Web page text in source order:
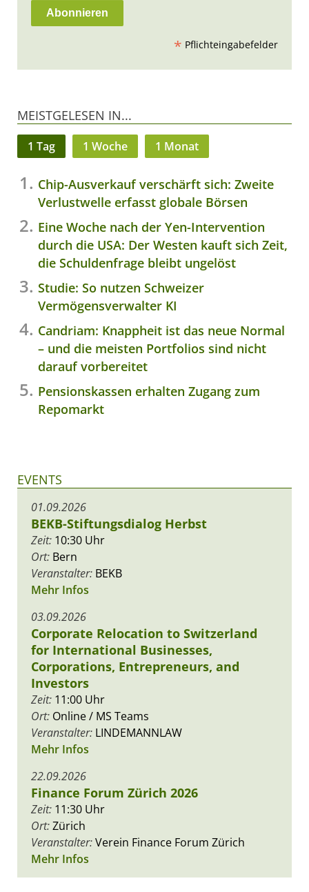
* Pflichteingabefelder
MEISTGELESEN IN...
1 Tag 1 Woche 1 Monat
Chip-Ausverkauf verschärft sich: Zweite
Verlustwelle erfasst globale Börsen
Eine Woche nach der Yen-Intervention
durch die USA: Der Westen kauft sich Zeit,
die Schuldenfrage bleibt ungelöst
Studie: So nutzen Schweizer
Vermögensverwalter KI
Candriam: Knappheit ist das neue Normal
– und die meisten Portfolios sind nicht
darauf vorbereitet
Pensionskassen erhalten Zugang zum
Repomarkt
EVENTS
01.09.2026
BEKB-Stiftungsdialog Herbst
Zeit: 10:30 Uhr
Ort: Bern
Veranstalter: BEKB
Mehr Infos
03.09.2026
Corporate Relocation to Switzerland
for International Businesses,
Corporations, Entrepreneurs, and
Investors
Zeit: 11:00 Uhr
Ort: Online / MS Teams
Veranstalter: LINDEMANNLAW
Mehr Infos
22.09.2026
Finance Forum Zürich 2026
Zeit: 11:30 Uhr
Ort:Zürich
Veranstalter:Verein Finance Forum Zürich
Mehr Infos